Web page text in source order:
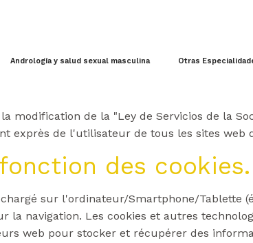
Andrología y salud sexual masculina Otras
modification de la "Ley de Servicios de la
exprès de l'utilisateur de tous les sites
des cookies.
sur l'ordinateur/Smartphone/Tablette
la navigation. Les cookies et autres
web pour stocker et récupérer des